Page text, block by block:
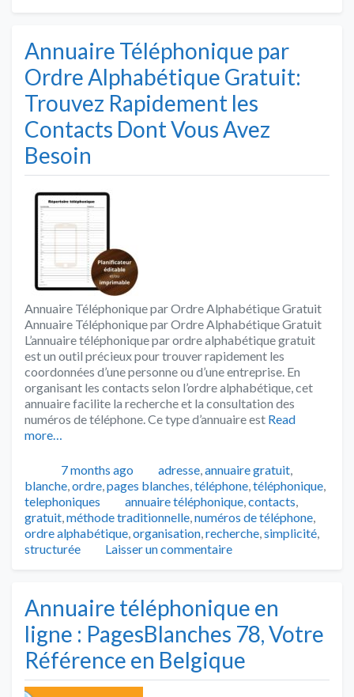
Annuaire Téléphonique par
Ordre Alphabétique Gratuit:
Trouvez Rapidement les
Contacts Dont Vous Avez
Besoin
Annuaire Téléphonique par Ordre Alphabétique Gratuit
Annuaire Téléphonique par Ordre Alphabétique Gratuit
L’annuaire téléphonique par ordre alphabétique gratuit
est un outil précieux pour trouver rapidement les
coordonnées d’une personne ou d’une entreprise. En
organisant les contacts selon l’ordre alphabétique, cet
annuaire facilite la recherche et la consultation des
numéros de téléphone. Ce type d’annuaire est Read
more…
Publié7 months ago Catégories
adresse,annuaire gratuit,
blanche,ordre,pages blanches,téléphone,téléphonique,
telephoniques
Tags
annuaire téléphonique,contacts,
gratuit,méthode traditionnelle,numéros de téléphone,
ordre alphabétique,organisation,recherche,simplicité,
structurée
Laisser un commentaire
Annuaire téléphonique en
ligne : PagesBlanches 78, Votre
Référence en Belgique